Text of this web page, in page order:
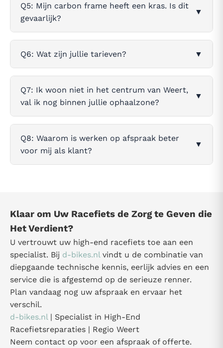
Q5: Mijn carbon frame heeft een kras. Is dit
gevaarlijk?
▼
Q6: Wat zijn jullie tarieven? ▼
Q7: Ik woon niet in het centrum van Weert,
val ik nog binnen jullie ophaalzone?
▼
Q8: Waarom is werken op afspraak beter
voor mij als klant?
▼
Klaar om Uw Racefiets de Zorg te Geven die
Het Verdient?
U vertrouwt uw high-end racefiets toe aan een
specialist. Bij d-bikes.nl vindt u de combinatie van
diepgaande technische kennis, eerlijk advies en een
service die is afgestemd op de serieuze renner.
Plan vandaag nog uw afspraak en ervaar het
verschil.
d-bikes.nl | Specialist in High-End
Racefietsreparaties | Regio Weert
Neem contact op voor een afspraak of offerte.